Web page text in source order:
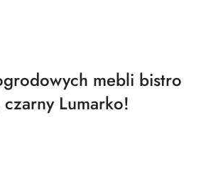
mebli bistro
Lumarko!